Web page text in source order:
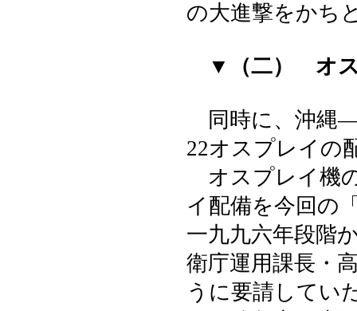
の大進撃をかち
▼（二） オス
同時に、沖縄―
22オスプレイの
オスプレイ機
イ配備を今回の
一九九六年段階
衛庁運用課長・
うに要請してい